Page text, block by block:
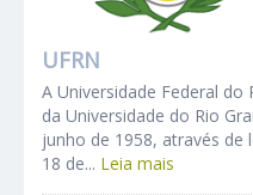
UFRN
A Universidade Federal
da Universidade do Rio
junho de 1958, através de
18 de... Leia mais